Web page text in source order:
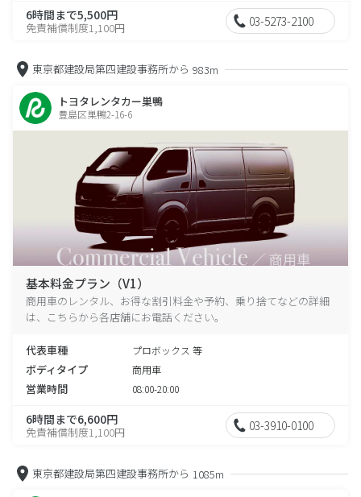
6時間まで5,500円
免責補償制度1,100円 03-5273-2100
東京都建設局第四建設事務所から 983m
トヨタレンタカー巣鴨
豊島区巣鴨2-16-6
基本料金プラン（V1）
商用車のレンタル、お得な割引料金や予約、乗り捨てなどの詳細
は、こちらから各店舗にお電話ください。
代表車種 プロボックス 等
ボディタイプ 商用車
営業時間 08:00-20:00
6時間まで6,600円
免責補償制度1,100円 03-3910-0100
東京都建設局第四建設事務所から 1085m